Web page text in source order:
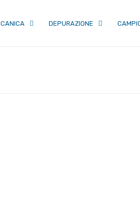
DEPURAZIONE